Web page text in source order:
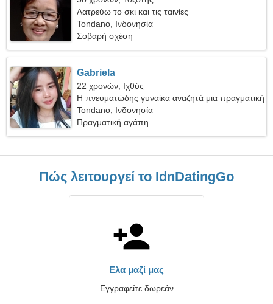
Λατρεύω το σκι και τις ταινίες
Tondano, Ινδονησία
Σοβαρή σχέση
Gabriela
22 χρονών, Ιχθύς
Η πνευματώδης γυναίκα αναζητά μια πραγματική
σχέση
Tondano, Ινδονησία
Πραγματική αγάπη
Πώς λειτουργεί το IdnDatingGo
Ελα μαζί μας
Εγγραφείτε δωρεάν